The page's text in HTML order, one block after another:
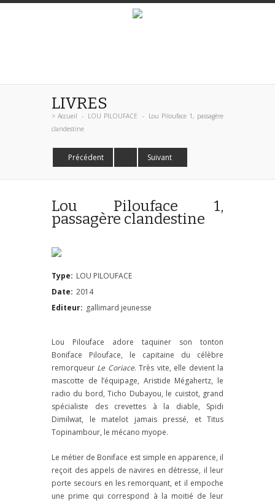
LIVRES
> Accueil - LOU PILOUFACE - Lou Pilouface 1, passagère
clandestine
Précédent Suivant
Lou Pilouface 1,
passagère clandestine
Type: LOU PILOUFACE
Date: 2014
Editeur: gallimard jeunesse
Lou Pilouface adore taquiner son tonton
Boniface Pilouface, le capitaine du célèbre
remorqueur Le Coriace. Très vite, elle devient la
mascotte de l’équipage, Aristide Mégahertz, le
radio du bord, Ticho Dubayou, le cuistot, grand
spécialiste des crevettes à la diable, Spidi
Dimilwat, le matelot jamais pressé, et Titus
Topinambour, le mécano myope.
Le métier de Boniface est simple en apparence, il
reçoit des appels de navires en détresse, il leur
porte secours en les remorquant, et il empoche
une prime qui correspond à la moitié de leur